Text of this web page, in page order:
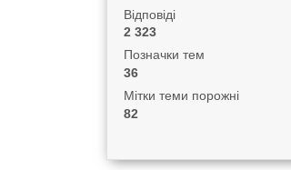
Відповіді
2 323
Позначки тем
36
Мітки теми порожні
82